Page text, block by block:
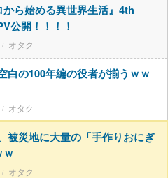
ら始める異世界生活』4th
公開！！！！
オタク
白の100年編の役者が揃うｗｗ
オタク
被災地に大量の「手作りおにぎ
オタク